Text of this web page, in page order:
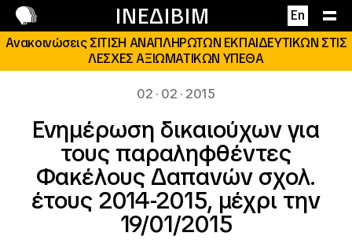
ΙΝΕΔΙΒΙΜ En
Επικοινωνία
Ανακοινώσεις ΣΙΤΙΣΗ ΑΝΑΠΛΗΡΩΤΩΝ ΕΚΠΑΙΔΕΥΤΙΚΩΝ ΣΤΙΣ
ΛΕΣΧΕΣ ΑΞΙΩΜΑΤΙΚΩΝ ΥΠΕΘΑ
02 · 02 · 2015
Ενημέρωση δικαιούχων για
τους παραληφθέντες
Φακέλους Δαπανών σχολ.
έτους 2014-2015, μέχρι την
19/01/2015